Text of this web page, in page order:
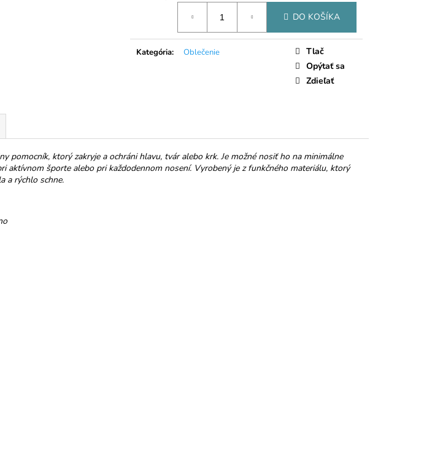
DO KOŠÍKA
Kategória: Oblečenie
Tlač
Opýtať sa
Zdieľať
pomocník, ktorý zakryje a ochráni hlavu, tvár alebo krk. Je možné nosiť ho na minimálne
aktívnom športe alebo pri každodennom nosení. Vyrobený je z funkčného materiálu, ktorý
a rýchlo schne.
MLIEČNEJ 32% ČOKOLÁDE